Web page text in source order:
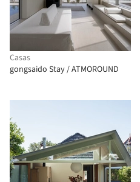
Casas
gongsaido Stay / ATMOROUND